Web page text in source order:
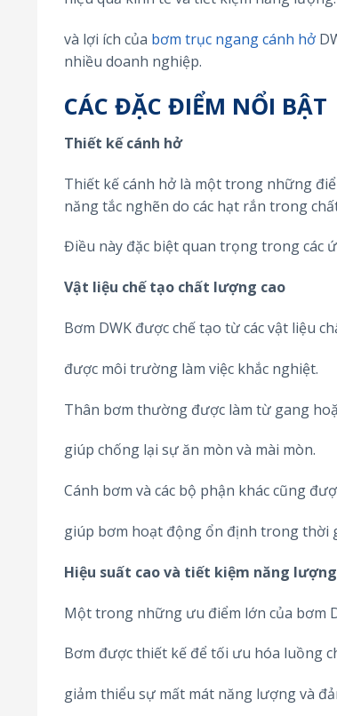
và lợi ích của bơm trục ngang cánh hở
nhiều doanh nghiệp.
CÁC ĐẶC ĐIỂM NỔI BẬT
Thiết kế cánh hở
Thiết kế cánh hở là một trong những
năng tắc nghẽn do các hạt rắn trong
Điều này đặc biệt quan trọng trong các
Vật liệu chế tạo chất lượng cao
Bơm DWK được chế tạo từ các vật liệu
được môi trường làm việc khắc nghiệt.
Thân bơm thường được làm từ gang
giúp chống lại sự ăn mòn và mài mòn.
Cánh bơm và các bộ phận khác cũng
giúp bơm hoạt động ổn định trong thời
Hiệu suất cao và tiết kiệm năng
Một trong những ưu điểm lớn của bơm
Bơm được thiết kế để tối ưu hóa luồng
giảm thiểu sự mất mát năng lượng và